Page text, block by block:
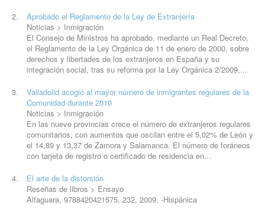
Aprobado el Reglamento de la Ley de Extranjería
Noticias > Inmigración
El Consejo de Ministros ha aprobado, mediante un Real Decreto,
el Reglamento de la Ley Orgánica de 11 de enero de 2000, sobre
derechos y libertades de los extranjeros en España y su
integración social, tras su reforma por la Ley Orgánica 2/2009,...
Valladolid acogió al mayor número de inmigrantes regulares de la
Comunidad durante 2010
Noticias > Inmigración
En las nueve provincias crece el número de extranjeros regulares
comunitarios, con aumentos que oscilan entre el 5,02% de León y
el 14,89 y 13,37 de Zamora y Salamanca. El número de foráneos
con tarjeta de registro o certificado de residencia en...
El arte de la distorsión
Reseñas de libros > Ensayo
Alfaguara, 9788420421575, 232, 2009, -Hispánica